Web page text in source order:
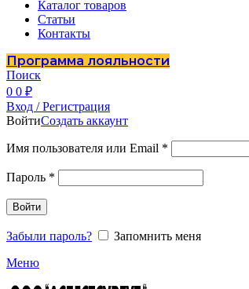
Каталог товаров
Статьи
Контакты
Программа лояльности
Поиск
0 0 ₽
Вход / Регистрация
ВойтиСоздать аккаунт
Имя пользователя или Email *
Пароль *
Войти
Забыли пароль?
Запомнить меня
Меню